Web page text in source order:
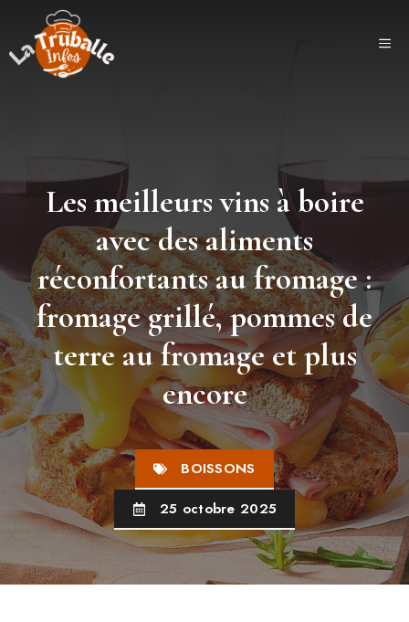
contenu
Les meilleurs vins à boire
avec des aliments
réconfortants au fromage :
fromage grillé, pommes de
terre au fromage et plus
encore
BOISSONS
25 octobre 2025